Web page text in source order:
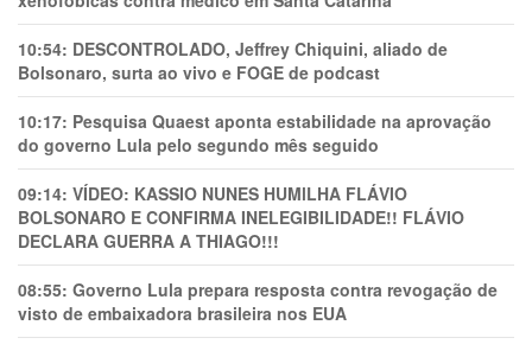
10:54: DESCONTROLADO, Jeffrey Chiquini, aliado de
Bolsonaro, surta ao vivo e FOGE de podcast
10:17: Pesquisa Quaest aponta estabilidade na aprovação
do governo Lula pelo segundo mês seguido
09:14: VÍDEO: KASSIO NUNES HUMlLHA FLÁVIO
BOLSONARO E CONFIRMA INELEGIBILIDADE!! FLÁVIO
DECLARA GUERRA A THIAGO!!!
08:55: Governo Lula prepara resposta contra revogação de
visto de embaixadora brasileira nos EUA